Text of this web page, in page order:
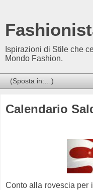
Ispirazioni di Stile che
Mondo Fashion.
Calendario
Conto alla rovescia per